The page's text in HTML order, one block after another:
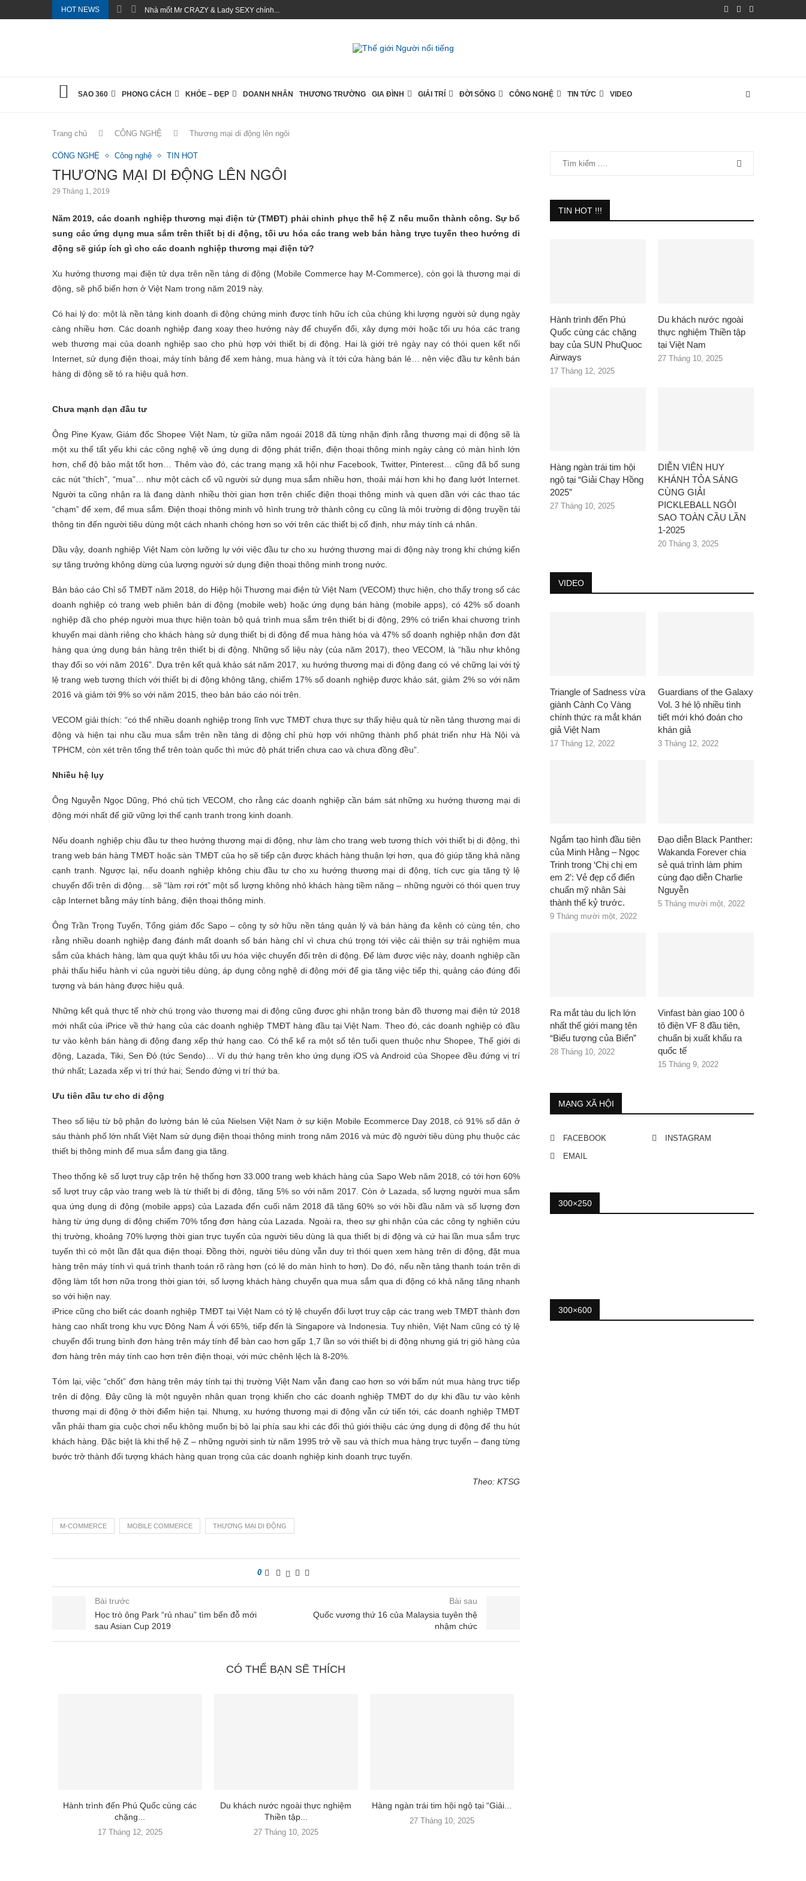
HOT NEWS Nhà mốt Mr CRAZY & Lady SEXY chính...
SAO 360 PHONG CÁCH KHỎE – ĐẸP DOANH NHÂN THƯƠNG TRƯỜNG GIA ĐÌNH GIẢI TRÍ ĐỜI SỐNG CÔNG NGHỆ TIN TỨC VIDEO
Trang chủ CÔNG NGHỆ Thương mại di động lên ngôi
CÔNG NGHỆ Công nghệ TIN HOT
THƯƠNG MẠI DI ĐỘNG LÊN NGÔI
29 Tháng 1, 2019
Năm 2019, các doanh nghiệp thương mại điện tử (TMĐT) phải chinh phục thế hệ Z nếu muốn thành công. Sự bổ
sung các ứng dụng mua sắm trên thiết bị di động, tối ưu hóa các trang web bán hàng trực tuyến theo hướng di
động sẽ giúp ích gì cho các doanh nghiệp thương mại điện tử?
Xu hướng thương mại điện tử dựa trên nền tảng di động (Mobile Commerce hay M-Commerce), còn gọi là thương mại di
động, sẽ phổ biến hơn ở Việt Nam trong năm 2019 này.
Có hai lý do: một là nền tảng kinh doanh di động chứng minh được tính hữu ích của chúng khi lượng người sử dụng ngày
càng nhiều hơn. Các doanh nghiệp đang xoay theo hướng này để chuyển đổi, xây dựng mới hoặc tối ưu hóa các trang
web thương mại của doanh nghiệp sao cho phù hợp với thiết bị di động. Hai là giới trẻ ngày nay có thói quen kết nối
Internet, sử dụng điện thoại, máy tính bảng để xem hàng, mua hàng và ít tới cửa hàng bán lẻ… nên việc đầu tư kênh bán
hàng di động sẽ tỏ ra hiệu quả hơn.
Chưa mạnh dạn đầu tư
Ông Pine Kyaw, Giám đốc Shopee Việt Nam, từ giữa năm ngoái 2018 đã từng nhận định rằng thương mại di động sẽ là
một xu thế tất yếu khi các công nghệ về ứng dụng di động phát triển, điện thoại thông minh ngày càng có màn hình lớn
hơn, chế độ bảo mật tốt hơn… Thêm vào đó, các trang mạng xã hội như Facebook, Twitter, Pinterest… cũng đã bổ sung
các nút “thích”, “mua”… như một cách cổ vũ người sử dụng mua sắm nhiều hơn, thoải mái hơn khi họ đang lướt Internet.
Người ta cũng nhận ra là đang dành nhiều thời gian hơn trên chiếc điện thoại thông minh và quen dần với các thao tác
“chạm” để xem, để mua sắm. Điện thoại thông minh vô hình trung trở thành công cụ cũng là môi trường di động truyền tải
thông tin đến người tiêu dùng một cách nhanh chóng hơn so với trên các thiết bị cố định, như máy tính cá nhân.
Dầu vậy, doanh nghiệp Việt Nam còn lưỡng lự với việc đầu tư cho xu hướng thương mại di động này trong khi chứng kiến
sự tăng trưởng không dừng của lượng người sử dụng điện thoại thông minh trong nước.
Bản báo cáo Chỉ số TMĐT năm 2018, do Hiệp hội Thương mại điện tử Việt Nam (VECOM) thực hiện, cho thấy trong số các
doanh nghiệp có trang web phiên bản di động (mobile web) hoặc ứng dụng bán hàng (mobile apps), có 42% số doanh
nghiệp đã cho phép người mua thực hiện toàn bộ quá trình mua sắm trên thiết bị di động, 29% có triển khai chương trình
khuyến mại dành riêng cho khách hàng sử dụng thiết bị di động để mua hàng hóa và 47% số doanh nghiệp nhận đơn đặt
hàng qua ứng dụng bán hàng trên thiết bị di động. Những số liệu này (của năm 2017), theo VECOM, là “hầu như không
thay đổi so với năm 2016”. Dựa trên kết quả khảo sát năm 2017, xu hướng thương mại di động đang có vẻ chững lại với tỷ
lệ trang web tương thích với thiết bị di động không tăng, chiếm 17% số doanh nghiệp được khảo sát, giảm 2% so với năm
2016 và giảm tới 9% so với năm 2015, theo bản báo cáo nói trên.
VECOM giải thích: “có thể nhiều doanh nghiệp trong lĩnh vực TMĐT chưa thực sự thấy hiệu quả từ nền tảng thương mại di
động và hiện tại nhu cầu mua sắm trên nền tảng di động chỉ phù hợp với những thành phố phát triển như Hà Nội và
TPHCM, còn xét trên tổng thể trên toàn quốc thì mức độ phát triển chưa cao và chưa đồng đều”.
Nhiều hệ lụy
Ông Nguyễn Ngọc Dũng, Phó chủ tịch VECOM, cho rằng các doanh nghiệp cần bám sát những xu hướng thương mại di
động mới nhất để giữ vững lợi thế cạnh tranh trong kinh doanh.
Nếu doanh nghiệp chịu đầu tư theo hướng thương mại di động, như làm cho trang web tương thích với thiết bị di động, thì
trang web bán hàng TMĐT hoặc sàn TMĐT của họ sẽ tiếp cận được khách hàng thuận lợi hơn, qua đó giúp tăng khả năng
cạnh tranh. Ngược lại, nếu doanh nghiệp không chịu đầu tư cho xu hướng thương mại di động, tích cực gia tăng tỷ lệ
chuyển đổi trên di động… sẽ “làm rơi rớt” một số lượng không nhỏ khách hàng tiềm năng – những người có thói quen truy
cập Internet bằng máy tính bảng, điện thoại thông minh.
Ông Trần Trọng Tuyến, Tổng giám đốc Sapo – công ty sở hữu nền tảng quản lý và bán hàng đa kênh có cùng tên, cho
rằng nhiều doanh nghiệp đang đánh mất doanh số bán hàng chỉ vì chưa chú trọng tới việc cải thiện sự trải nghiệm mua
sắm của khách hàng, làm qua quýt khâu tối ưu hóa việc chuyển đổi trên di động. Để làm được việc này, doanh nghiệp cần
phải thấu hiểu hành vi của người tiêu dùng, áp dụng công nghệ di động mới để gia tăng việc tiếp thị, quảng cáo đúng đối
tượng và bán hàng được hiệu quả.
Những kết quả thực tế nhờ chú trọng vào thương mại di động cũng được ghi nhận trong bản đồ thương mại điện tử 2018
mới nhất của iPrice về thứ hạng của các doanh nghiệp TMĐT hàng đầu tại Việt Nam. Theo đó, các doanh nghiệp có đầu
tư vào kênh bán hàng di động đang xếp thứ hạng cao. Có thể kể ra một số tên tuổi quen thuộc như Shopee, Thế giới di
động, Lazada, Tiki, Sen Đỏ (tức Sendo)… Ví dụ thứ hạng trên kho ứng dụng iOS và Android của Shopee đều đứng vị trí
thứ nhất; Lazada xếp vị trí thứ hai; Sendo đứng vị trí thứ ba.
Ưu tiên đầu tư cho di động
Theo số liệu từ bộ phận đo lường bán lẻ của Nielsen Việt Nam ở sự kiện Mobile Ecommerce Day 2018, có 91% số dân ở
sáu thành phố lớn nhất Việt Nam sử dụng điện thoại thông minh trong năm 2016 và mức độ người tiêu dùng phụ thuộc các
thiết bị thông minh để mua sắm đang gia tăng.
Theo thống kê số lượt truy cập trên hệ thống hơn 33.000 trang web khách hàng của Sapo Web năm 2018, có tới hơn 60%
số lượt truy cập vào trang web là từ thiết bị di động, tăng 5% so với năm 2017. Còn ở Lazada, số lượng người mua sắm
qua ứng dụng di động (mobile apps) của Lazada đến cuối năm 2018 đã tăng 60% so với hồi đầu năm và số lượng đơn
hàng từ ứng dụng di động chiếm 70% tổng đơn hàng của Lazada. Ngoài ra, theo sự ghi nhận của các công ty nghiên cứu
thị trường, khoảng 70% lượng thời gian trực tuyến của người tiêu dùng là qua thiết bị di động và cứ hai lần mua sắm trực
tuyến thì có một lần đặt qua điện thoại. Đồng thời, người tiêu dùng vẫn duy trì thói quen xem hàng trên di động, đặt mua
hàng trên máy tính vì quá trình thanh toán rõ ràng hơn (có lẻ do màn hình to hơn). Do đó, nếu nền tảng thanh toán trên di
động làm tốt hơn nữa trong thời gian tới, số lượng khách hàng chuyển qua mua sắm qua di động có khả năng tăng nhanh
so với hiện nay.
iPrice cũng cho biết các doanh nghiệp TMĐT tại Việt Nam có tỷ lệ chuyển đổi lượt truy cập các trang web TMĐT thành đơn
hàng cao nhất trong khu vực Đông Nam Á với 65%, tiếp đến là Singapore và Indonesia. Tuy nhiên, Việt Nam cũng có tỷ lệ
chuyển đổi trung bình đơn hàng trên máy tính để bàn cao hơn gấp 1,7 lần so với thiết bị di động nhưng giá trị giỏ hàng của
đơn hàng trên máy tính cao hơn trên điện thoại, với mức chênh lệch là 8-20%.
Tóm lại, việc “chốt” đơn hàng trên máy tính tại thị trường Việt Nam vẫn đang cao hơn so với bấm nút mua hàng trực tiếp
trên di động. Đây cũng là một nguyên nhân quan trọng khiến cho các doanh nghiệp TMĐT do dự khi đầu tư vào kênh
thương mại di động ở thời điểm hiện tại. Nhưng, xu hướng thương mại di động vẫn cứ tiến tới, các doanh nghiệp TMĐT
vẫn phải tham gia cuộc chơi nếu không muốn bị bỏ lại phía sau khi các đối thủ giới thiệu các ứng dụng di động để thu hút
khách hàng. Đặc biệt là khi thế hệ Z – những người sinh từ năm 1995 trở về sau và thích mua hàng trực tuyến – đang từng
bước trở thành đối tượng khách hàng quan trọng của các doanh nghiệp kinh doanh trực tuyến.
Theo: KTSG
M-COMMERCE MOBILE COMMERCE THƯƠNG MẠI DI ĐỘNG
0
Bài trước
Học trò ông Park “rủ nhau” tìm bến đỗ mới
sau Asian Cup 2019
Bài sau
Quốc vương thứ 16 của Malaysia tuyên thệ
nhậm chức
CÓ THỂ BẠN SẼ THÍCH
Hành trình đến Phú Quốc cùng các
chặng...
17 Tháng 12, 2025
Du khách nước ngoài thực nghiệm
Thiền tập...
27 Tháng 10, 2025
Hàng ngàn trái tim hội ngộ tại “Giải...
27 Tháng 10, 2025
TIN HOT !!!
Hành trình đến Phú
Quốc cùng các chặng
bay của SUN PhuQuoc
Airways
17 Tháng 12, 2025
Du khách nước ngoài
thực nghiệm Thiền tập
tại Việt Nam
27 Tháng 10, 2025
Hàng ngàn trái tim hội
ngộ tại “Giải Chạy Hồng
2025”
27 Tháng 10, 2025
DIỄN VIÊN HUY
KHÁNH TỎA SÁNG
CÙNG GIẢI
PICKLEBALL NGÔI
SAO TOÀN CẦU LẦN
1-2025
20 Tháng 3, 2025
VIDEO
Triangle of Sadness vừa
giành Cành Cọ Vàng
chính thức ra mắt khán
giả Việt Nam
17 Tháng 12, 2022
Guardians of the Galaxy
Vol. 3 hé lộ nhiều tình
tiết mới khó đoán cho
khán giả
3 Tháng 12, 2022
Ngắm tạo hình đầu tiên
của Minh Hằng – Ngọc
Trinh trong ‘Chị chị em
em 2’: Vẻ đẹp cổ điển
chuẩn mỹ nhân Sài
thành thế kỷ trước.
9 Tháng mười một, 2022
Đạo diễn Black Panther:
Wakanda Forever chia
sẻ quá trình làm phim
cùng đạo diễn Charlie
Nguyễn
5 Tháng mười một, 2022
Ra mắt tàu du lịch lớn
nhất thế giới mang tên
“Biểu tượng của Biển”
28 Tháng 10, 2022
Vinfast bàn giao 100 ô
tô điện VF 8 đầu tiên,
chuẩn bị xuất khẩu ra
quốc tế
15 Tháng 9, 2022
MẠNG XÃ HỘI
FACEBOOK
INSTAGRAM
EMAIL
300×250
300×600